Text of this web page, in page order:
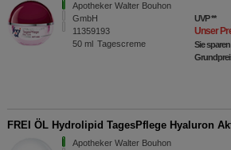
Apotheker Walter Bouhon
GmbH
11359193
50 ml Tagescreme
UVP**
Unser
Sie sparen
FREI ÖL Hydrolipid TagesPflege Hyaluron
Apotheker Walter Bouhon